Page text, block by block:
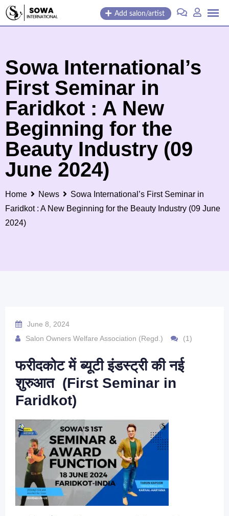
Skip
Add salon/artist
Sowa International’s
First Seminar in
Faridkot : A New
Beginning for the
Beauty Industry (09
June 2024)
Home News
Sowa International’s First Seminar in
Faridkot : A New Beginning for the Beauty Industry (09 June
2024)
June 8, 2024
Salon Owners Welfare Association (Regd.)
(1)
फरीदकोट में ब्यूटी इंडस्ट्री की नई
शुरुआत (First Seminar in
Faridkot)